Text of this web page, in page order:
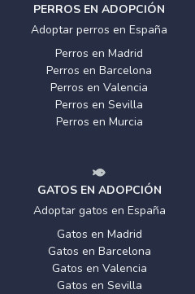
PERROS EN ADOPCIÓN
Adoptar perros en España
Perros en Madrid
Perros en Barcelona
Perros en Valencia
Perros en Sevilla
Perros en Murcia
GATOS EN ADOPCIÓN
Adoptar gatos en España
Gatos en Madrid
Gatos en Barcelona
Gatos en Valencia
Gatos en Sevilla